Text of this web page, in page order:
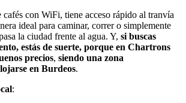
cafés con WiFi, tiene acceso rápido al tranvía
ideal para caminar, correr o simplemente
la ciudad frente al agua. Y, si buscas
estás de suerte, porque en Chartrons
precios, siendo una zona
en Burdeos.
: